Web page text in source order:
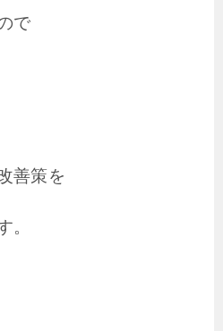
で
善策を
。